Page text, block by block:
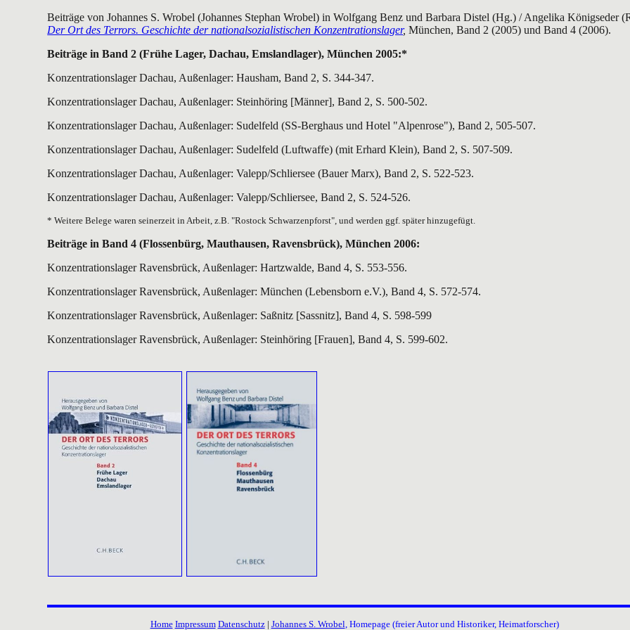
Beiträge von Johannes S. Wrobel (Johannes Stephan Wrobel) in Wolfgang Benz und Barbara Distel (Hg.) / Angelika Königseder
Der Ort des Terrors. Geschichte der nationalsozialistischen Konzentrationslager, München, Band 2 (2005) und Band 4 (2006).
Beiträge in Band 2 (Frühe Lager, Dachau, Emslandlager), München 2005:*
Konzentrationslager Dachau, Außenlager: Hausham, Band 2, S. 344-347.
Konzentrationslager Dachau, Außenlager: Steinhöring [Männer], Band 2, S. 500-502.
Konzentrationslager Dachau, Außenlager: Sudelfeld (SS-Berghaus und Hotel "Alpenrose"), Band 2, 505-507.
Konzentrationslager Dachau, Außenlager: Sudelfeld (Luftwaffe) (mit Erhard Klein), Band 2, S. 507-509.
Konzentrationslager Dachau, Außenlager: Valepp/Schliersee (Bauer Marx), Band 2, S. 522-523.
Konzentrationslager Dachau, Außenlager: Valepp/Schliersee, Band 2, S. 524-526.
* Weitere Belege waren seinerzeit in Arbeit, z.B. "Rostock Schwarzenpforst", und werden ggf. später hinzugefügt.
Beiträge inBand 4 (Flossenbürg, Mauthausen, Ravensbrück), München 2006:
Konzentrationslager Ravensbrück, Außenlager: Hartzwalde, Band 4, S. 553-556.
Konzentrationslager Ravensbrück, Außenlager: München (Lebensborn e.V.), Band 4, S. 572-574.
Konzentrationslager Ravensbrück, Außenlager: Saßnitz [Sassnitz], Band 4, S. 598-599
Konzentrationslager Ravensbrück, Außenlager: Steinhöring [Frauen], Band 4, S. 599-602.
Home Impressum Datenschutz| Johannes S. Wrobel, Homepage (freier Autor und Historiker, Heimatforscher)